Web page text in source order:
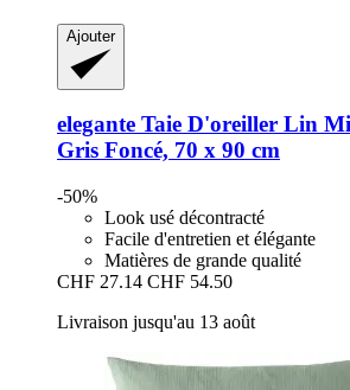
Ajouter
elegante Taie D'oreiller Lin
Gris Foncé, 70 x 90 cm
-50%
Look usé décontracté
Facile d'entretien et élégante
Matières de grande qualité
CHF 27.14 CHF 54.50
Livraison jusqu'au 13 août